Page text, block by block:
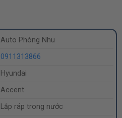
Auto Phòng Nhu
0911313866
Hyundai
Accent
Lắp ráp trong nước